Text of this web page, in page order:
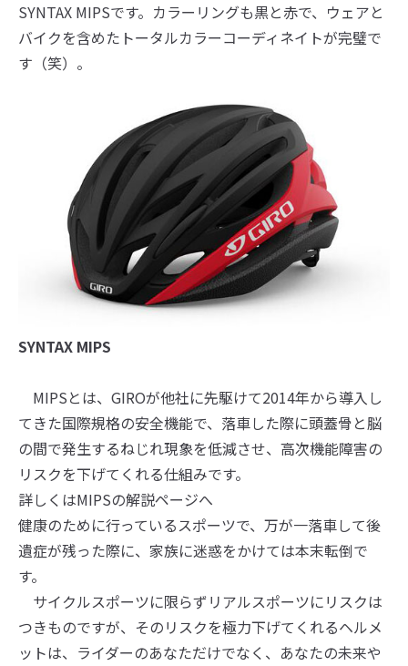
SYNTAX MIPSです。カラーリングも黒と赤で、ウェアと
バイクを含めたトータルカラーコーディネイトが完璧で
す（笑）。
SYNTAX MIPS
MIPSとは、GIROが他社に先駆けて2014年から導入し
てきた国際規格の安全機能で、落車した際に頭蓋骨と脳
の間で発生するねじれ現象を低減させ、高次機能障害の
リスクを下げてくれる仕組みです。
詳しくはMIPSの解説ページへ
健康のために行っているスポーツで、万が一落車して後
遺症が残った際に、家族に迷惑をかけては本末転倒で
す。
サイクルスポーツに限らずリアルスポーツにリスクは
つきものですが、そのリスクを極力下げてくれるヘルメ
ットは、ライダーのあなただけでなく、あなたの未来や